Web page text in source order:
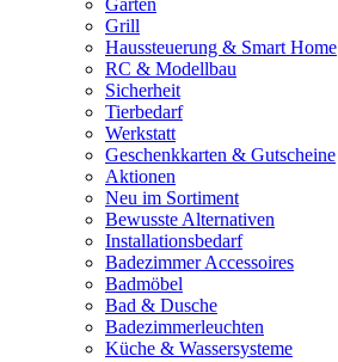
Garten
Grill
Haussteuerung & Smart Home
RC & Modellbau
Sicherheit
Tierbedarf
Werkstatt
Geschenkkarten & Gutscheine
Aktionen
Neu im Sortiment
Bewusste Alternativen
Installationsbedarf
Badezimmer Accessoires
Badmöbel
Bad & Dusche
Badezimmerleuchten
Küche & Wassersysteme